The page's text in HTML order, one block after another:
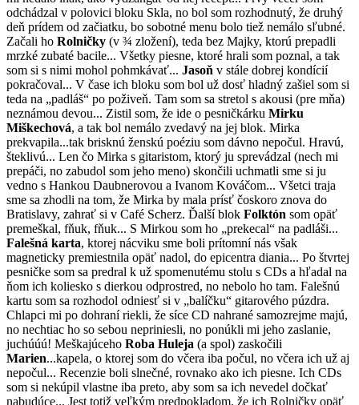
odchádzal v polovici bloku Skla, no bol som rozhodnutý, že druhý
deň prídem od začiatku, bo sobotné menu bolo tiež nemálo sľubné.
Začali ho Rolničky (v ¾ zložení), teda bez Majky, ktorú prepadli
mrzké zubaté bacile... Všetky piesne, ktoré hrali som poznal, a tak
som si s nimi mohol pohmkávať... Jasoň v stále dobrej kondícií
pokračoval... V čase ich bloku som bol už dosť hladný zašiel som si
teda na „padláš“ po poživeň. Tam som sa stretol s akousi (pre mňa)
neznámou devou... Zistil som, že ide o pesničkárku Mirku
Miškechová, a tak bol nemálo zvedavý na jej blok. Mirka
prekvapila...tak brisknú ženskú poéziu som dávno nepočul. Hravú,
šteklivú... Len čo Mirka s gitaristom, ktorý ju sprevádzal (nech mi
prepáči, no zabudol som jeho meno) skončili uchmatli sme si ju
vedno s Hankou Daubnerovou a Ivanom Kováčom... Všetci traja
sme sa zhodli na tom, že Mirka by mala prísť čoskoro znova do
Bratislavy, zahrať si v Café Scherz. Ďalší blok Folktón som opäť
premeškal, fňuk, fňuk... S Mirkou som ho „prekecal“ na padláši...
Falešná karta, ktorej nácviku sme boli prítomní nás však
magneticky premiestnila opäť nadol, do epicentra diania... Po štvrtej
pesničke som sa predral k už spomenutému stolu s CDs a hľadal na
ňom ich koliesko s dierkou odprostred, no nebolo ho tam. Falešnú
kartu som sa rozhodol odniesť si v „balíčku“ gitarového púzdra.
Chlapci mi po dohraní riekli, že síce CD nahrané samozrejme majú,
no nechtiac ho so sebou nepriniesli, no ponúkli mi jeho zaslanie,
juchúúú! Meškajúceho Roba Huleja (a spol) zaskočili
Marien...kapela, o ktorej som do včera iba počul, no včera ich už aj
nepočul... Recenzie boli slnečné, rovnako ako ich piesne. Ich CDs
som si nekúpil vlastne iba preto, aby som sa ich nevedel dočkať
nabudúce... Jest totiž veľkým predpokladom, že ich Rolničky opäť